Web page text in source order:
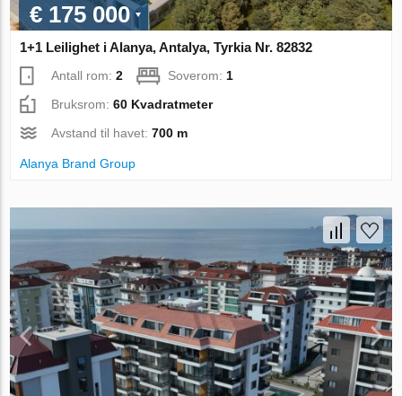
€ 175 000
1+1 Leilighet i Alanya, Antalya, Tyrkia Nr. 82832
Antall rom:2 Soverom: 1
Bruksrom:60 Kvadratmeter
Avstand til havet:700 m
Alanya Brand Group